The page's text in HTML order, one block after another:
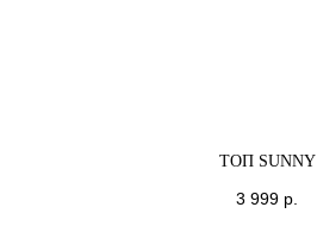
ТОП SUNNY
3 999 р.